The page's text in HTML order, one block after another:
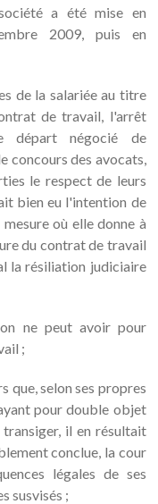
a été mise en
2009, puis en
de la salariée au titre
de travail, l'arrêt
départ négocié de
concours des avocats,
le respect de leurs
bien eu l'intention de
où elle donne à
du contrat de travail
la résiliation judiciaire
ne peut avoir pour
;
que, selon ses propres
pour double objet
il en résultait
conclue, la cour
légales de ses
susvisés ;